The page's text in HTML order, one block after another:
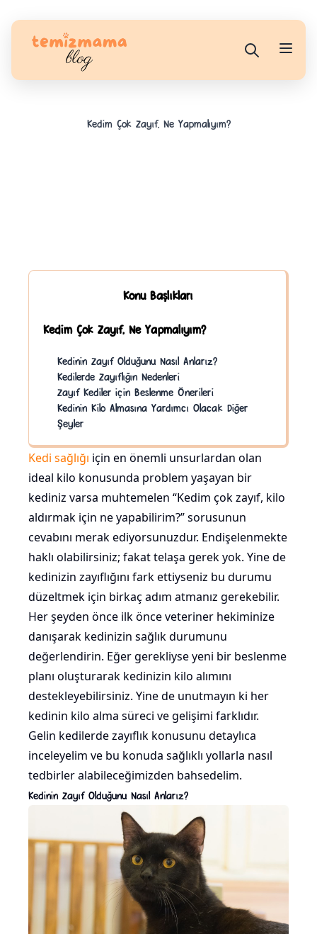
Kedim Çok Zayıf, Ne Yapmalıyım?
Konu Başlıkları
Kedim Çok Zayıf, Ne Yapmalıyım?
Kedinin Zayıf Olduğunu Nasıl Anlarız?
Kedilerde Zayıflığın Nedenleri
Zayıf Kediler için Beslenme Önerileri
Kedinin Kilo Almasına Yardımcı Olacak Diğer
Şeyler
Kedi sağlığı için en önemli unsurlardan olan
ideal kilo konusunda problem yaşayan bir
kediniz varsa muhtemelen “Kedim çok zayıf, kilo
aldırmak için ne yapabilirim?” sorusunun
cevabını merak ediyorsunuzdur. Endişelenmekte
haklı olabilirsiniz; fakat telaşa gerek yok. Yine de
kedinizin zayıflığını fark ettiyseniz bu durumu
düzeltmek için birkaç adım atmanız gerekebilir.
Her şeyden önce ilk önce veteriner hekiminize
danışarak kedinizin sağlık durumunu
değerlendirin. Eğer gerekliyse yeni bir beslenme
planı oluşturarak kedinizin kilo alımını
destekleyebilirsiniz. Yine de unutmayın ki her
kedinin kilo alma süreci ve gelişimi farklıdır.
Gelin kedilerde zayıflık konusunu detaylıca
inceleyelim ve bu konuda sağlıklı yollarla nasıl
tedbirler alabileceğimizden bahsedelim.
Kedinin Zayıf Olduğunu Nasıl Anlarız?